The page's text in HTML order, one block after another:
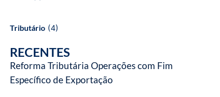
Tributário (4)
RECENTES
Reforma Tributária Operações com Fim
Específico de Exportação